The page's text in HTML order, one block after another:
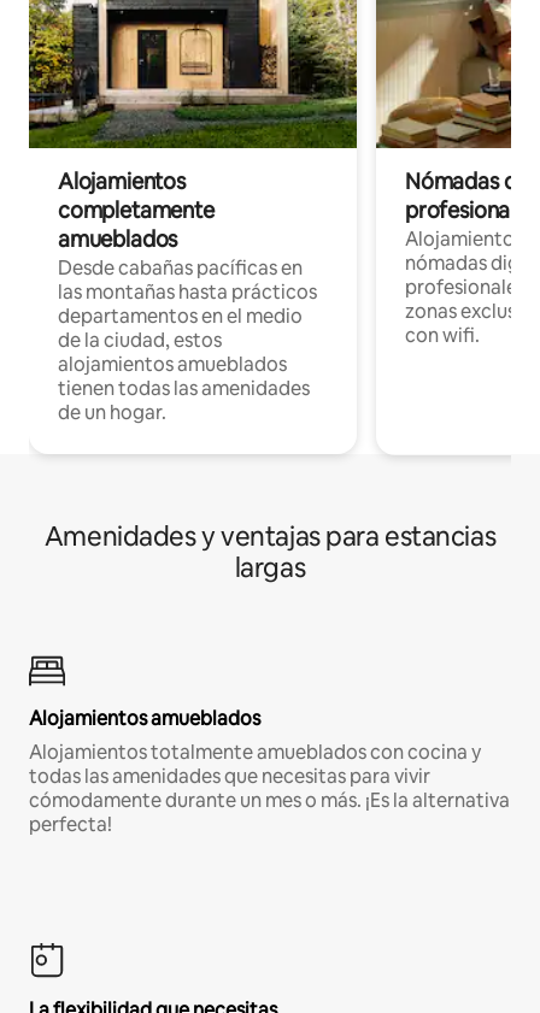
Alojamientos
completamente
amueblados
Desde cabañas pacíficas en
las montañas hasta prácticos
departamentos en el medio
de la ciudad, estos
alojamientos amueblados
tienen todas las amenidades
de un hogar.
Nómadas
Alojamientos
nómadas
profesionales
zonas
con wifi.
Amenidades y ventajas para estancias
largas
Alojamientos amueblados
Alojamientos totalmente amueblados con cocina y
todas las amenidades que necesitas para vivir
cómodamente durante un mes o más. ¡Es la alternativa
perfecta!